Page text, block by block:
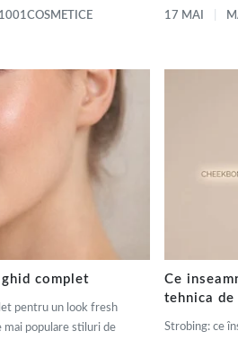
17 MAI
complet
pentru un look fresh
mai populare stiluri de
Ce
tehnica
Strobing: ce